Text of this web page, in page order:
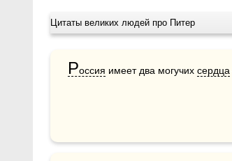
Цитаты великих людей про Питер
Россия имеет два могучих сердца